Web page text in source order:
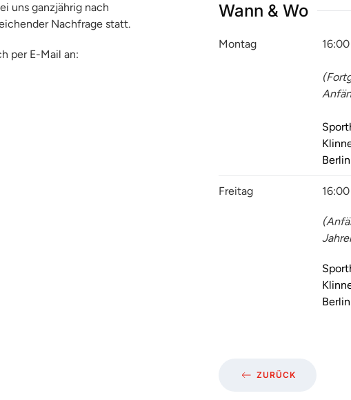
uns ganzjährig nach
Nachfrage statt.
per E-Mail an:
Wann & Wo
Montag
Berlin
Freitag
Berlin
ZURÜCK